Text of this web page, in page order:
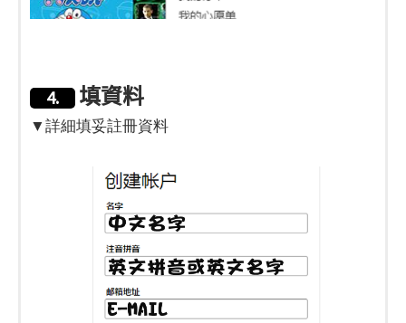
4.填資料
▼詳細填妥註冊資料